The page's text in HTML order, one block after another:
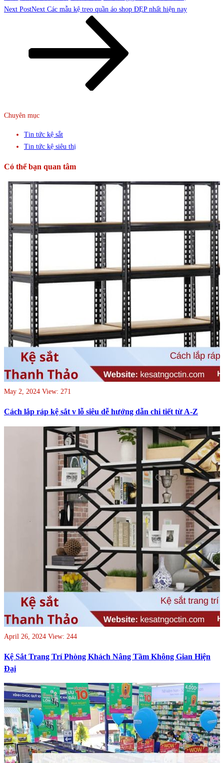
Next PostNext Các mẫu kệ treo quần áo shop ĐẸP nhất hiện nay
Chuyên mục
Tin tức kệ sắt
Tin tức kệ siêu thị
Có thể bạn quan tâm
May 2, 2024 View: 271
Cách lắp ráp kệ sắt v lỗ siêu dễ hướng dẫn chi tiết từ A-Z
April 26, 2024 View: 244
Kệ Sắt Trang Trí Phòng Khách Nâng Tầm Không Gian Hiện
Đại